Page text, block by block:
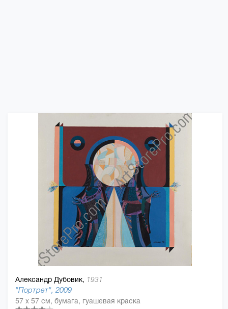
Александр Дубовик, 1931
"Портрет", 2009
57 x 57 см, бумага, гуашевая краска